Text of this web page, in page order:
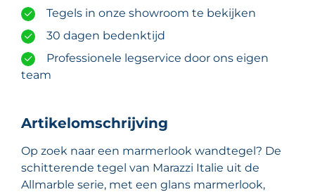
Artikelomschrijving
Op zoek naar een marmerlook wandtegel? De
schitterende tegel van Marazzi Italie uit de
Allmarble serie, met een glans marmerlook,
Tegels in onze showroom te bekijken
30 dagen bedenktijd
Professionele legservice door ons eigen
team